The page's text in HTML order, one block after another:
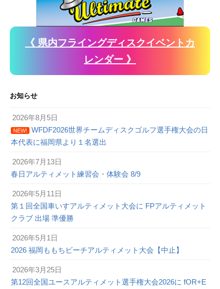
《 県内フライングディスクイベントカ
レンダー 》
お知らせ
2026年8月5日
NEW!
WFDF2026世界チームディスクゴルフ選手権大会の日
本代表に福岡県より１名選出
2026年7月13日
春日アルティメット練習会・体験会 8/9
2026年5月11日
第１回全国車いすアルティメット大会に FPアルティメット
クラブ 出場 準優勝
2026年5月1日
2026 福岡ももちビーチアルティメット大会【中止】
2026年3月25日
第12回全国ユースアルティメット選手権大会2026に fOR+E